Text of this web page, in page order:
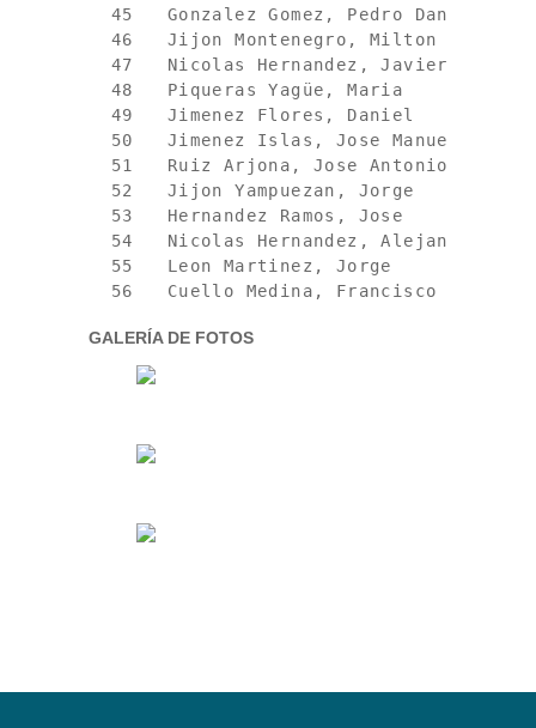
45   Gonzalez Gomez, Pedro Daniel
46   Jijon Montenegro, Milton
47   Nicolas Hernandez, Javier
48   Piqueras Yagüe, Maria
49   Jimenez Flores, Daniel
50   Jimenez Islas, Jose Manuel
51   Ruiz Arjona, Jose Antonio
52   Jijon Yampuezan, Jorge
53   Hernandez Ramos, Jose
54   Nicolas Hernandez,
55   Leon Martinez, Jorge
GALERÍA DE FOTOS